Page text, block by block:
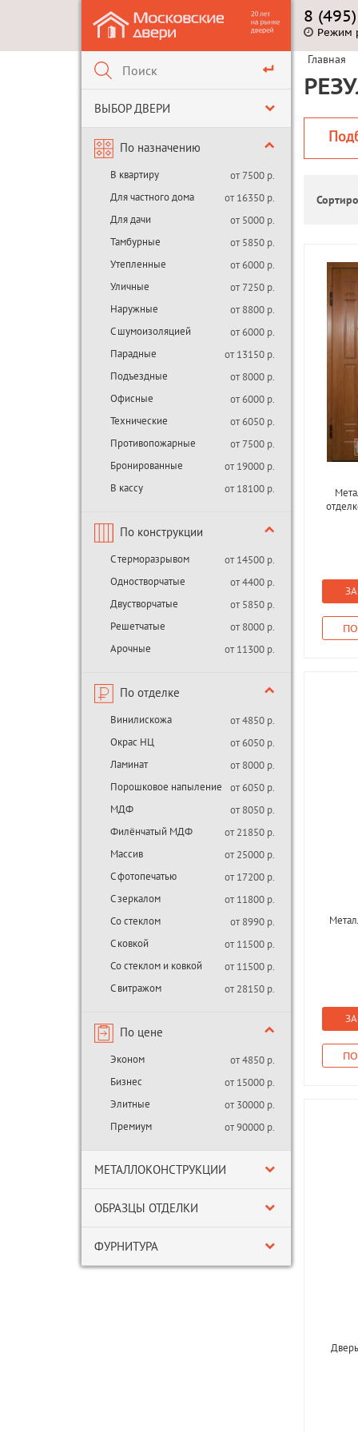
ВЫБОР ДВЕРИ
По назначению
В квартиру
от 7500 р.
Для частного дома
от 16350 р.
Для дачи
от 5000 р.
Тамбурные
от 5850 р.
Утепленные
от 6000 р.
Уличные
от 7250 р.
Наружные
от 8800 р.
С шумоизоляцией
от 6000 р.
Парадные
от 13150 р.
Подъездные
от 8000 р.
Офисные
от 6000 р.
Технические
от 6050 р.
Противопожарные
от 7500 р.
Бронированные
от 19000 р.
В кассу
от 18100 р.
По конструкции
С терморазрывом
от 14500 р.
Одностворчатые
от 4400 р.
Двустворчатые
от 5850 р.
Решетчатые
от 8000 р.
Арочные
от 11300 р.
По отделке
Винилискожа
от 4850 р.
Окрас НЦ
от 6050 р.
Ламинат
от 8000 р.
Порошковое напыление
от 6050 р.
МДФ
от 8050 р.
Филёнчатый МДФ
от 21850 р.
Массив
от 25000 р.
С фотопечатью
от 17200 р.
С зеркалом
от 11800 р.
Со стеклом
от 8990 р.
С ковкой
от 11500 р.
Со стеклом и ковкой
от 11500 р.
С витражом
от 28150 р.
По цене
Эконом
от 4850 р.
Бизнес
от 15000 р.
Элитные
от 30000 р.
Премиум
от 90000 р.
МЕТАЛЛОКОНСТРУКЦИИ
ОБРАЗЦЫ ОТДЕЛКИ
ФУРНИТУРА
8
Режим
Главная